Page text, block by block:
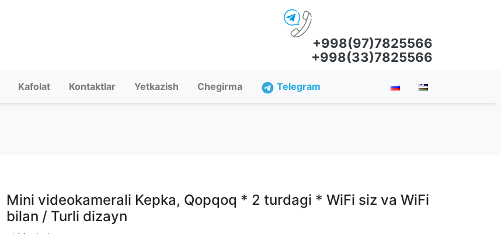
+998(97)7825566
+998(33)7825566
Kafolat Kontaktlar Yetkazish Chegirma Telegram
Mini videokamerali Kepka, Qopqoq * 2 turdagi * WiFi siz va WiFi
bilan / Turli dizayn